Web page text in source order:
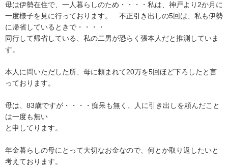
母は伊勢在住で、一人暮らしのため・・・・私は、神戸より2か月に
一度様子を見に行っております。　不正引き出しの5回は、私も伊勢
に帰省しているときで・・・・
同行して帰省している、私の二男が恐らく張本人だと推測していま
す。
本人に問いただした所、母に頼まれて20万を5回ほど下ろしたと言
っております。
母は、83歳ですが・・・・痴呆も無く、人に引き出しを頼んだこと
は一度も無い
と申してります。
年金暮らしの母にとって大切なお金なので、何とか取り返したいと
考えております。